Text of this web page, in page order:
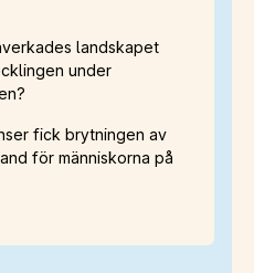
landskapet
under
fick brytningen av
för människorna på